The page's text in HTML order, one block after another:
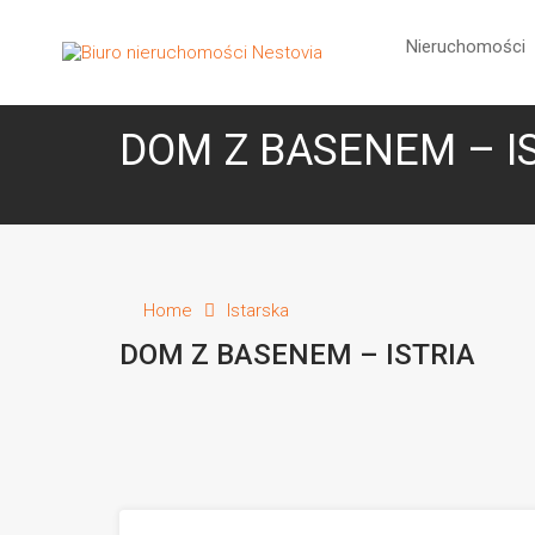
Nieruchomości
DOM Z BASENEM –
Home Istarska
DOM Z BASENEM – ISTRIA